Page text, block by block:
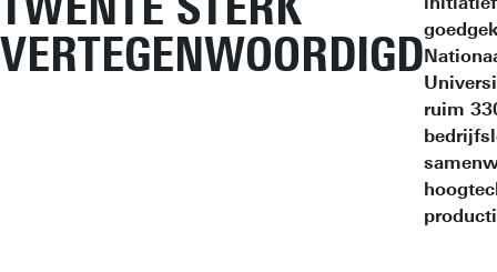
VERTEGENWOORDIGD
ruim